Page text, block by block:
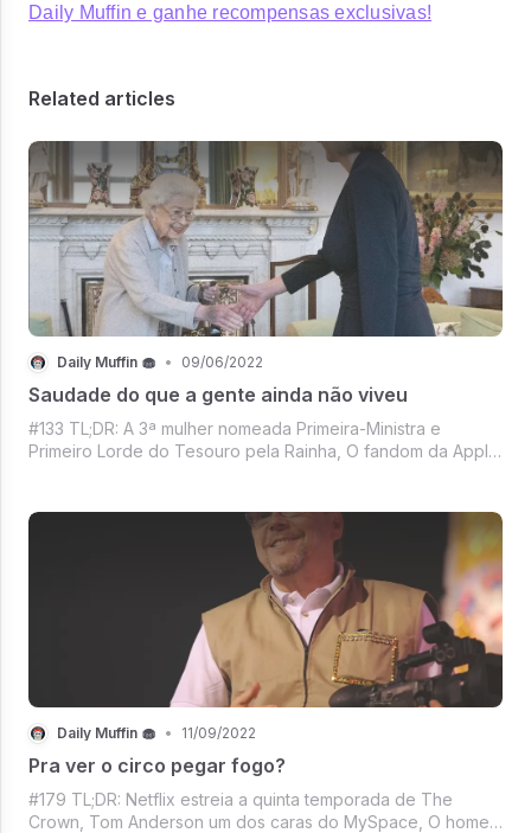
Daily Muffin e ganhe recompensas exclusivas!
Related articles
Daily Muffin 🧁 • 09/06/2022
Saudade do que a gente ainda não viveu
#133 TL;DR: A 3ª mulher nomeada Primeira-Ministra e
Primeiro Lorde do Tesouro pela Rainha, O fandom da Apple
for Fun, Mercado Crypto tem
Daily Muffin 🧁 • 11/09/2022
Pra ver o circo pegar fogo?
#179 TL;DR: Netflix estreia a quinta temporada de The
Crown, Tom Anderson um dos caras do MySpace, O homem